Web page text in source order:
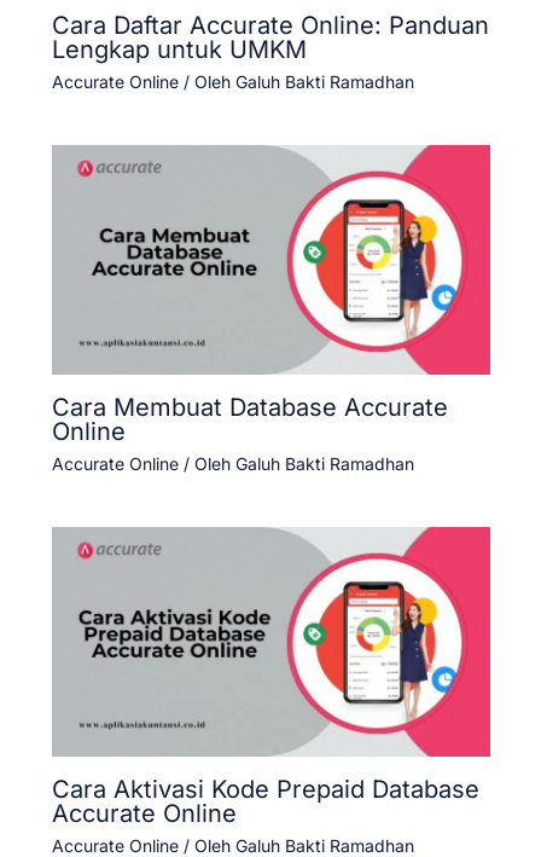
Cara Daftar Accurate Online: Panduan
Lengkap untuk UMKM
Accurate Online/ Oleh Galuh Bakti Ramadhan
Cara Membuat Database Accurate
Online
Accurate Online/ Oleh Galuh Bakti Ramadhan
Cara Aktivasi Kode Prepaid Database
Accurate Online
Accurate Online/ Oleh Galuh Bakti Ramadhan